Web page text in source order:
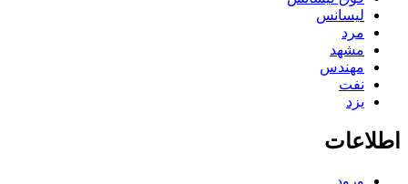
لیسانس
مرد
مشهد
مهندس
نفت
یزد
اطلاعات
ورود